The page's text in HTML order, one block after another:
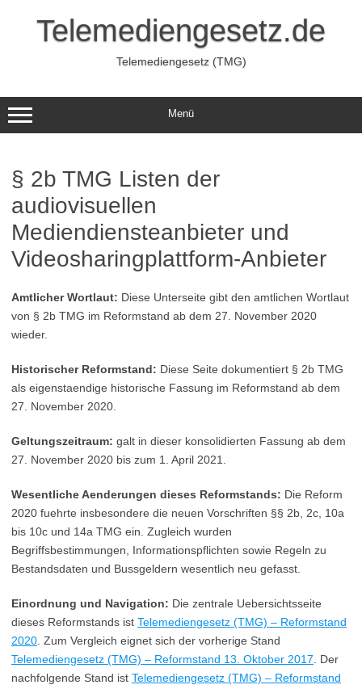
springenTelemediengesetz.de
Telemediengesetz (TMG)
Menü
§ 2b TMG Listen der
audiovisuellen
Mediendiensteanbieter und
Videosharingplattform-Anbieter
Amtlicher Wortlaut: Diese Unterseite gibt den amtlichen Wortlaut
von § 2b TMG im Reformstand ab dem 27. November 2020
wieder.
Historischer Reformstand: Diese Seite dokumentiert § 2b TMG
als eigenstaendige historische Fassung im Reformstand ab dem
27. November 2020.
Geltungszeitraum: galt in dieser konsolidierten Fassung ab dem
27. November 2020 bis zum 1. April 2021.
Wesentliche Aenderungen dieses Reformstands: Die Reform
2020 fuehrte insbesondere die neuen Vorschriften §§ 2b, 2c, 10a
bis 10c und 14a TMG ein. Zugleich wurden
Begriffsbestimmungen, Informationspflichten sowie Regeln zu
Bestandsdaten und Bussgeldern wesentlich neu gefasst.
Einordnung und Navigation: Die zentrale Uebersichtsseite
dieses Reformstands ist Telemediengesetz (TMG) – Reformstand
2020 . Zum Vergleich eignet sich der vorherige Stand
Telemediengesetz (TMG) – Reformstand 13. Oktober 2017 . Der
nachfolgende Stand ist Telemediengesetz (TMG) – Reformstand